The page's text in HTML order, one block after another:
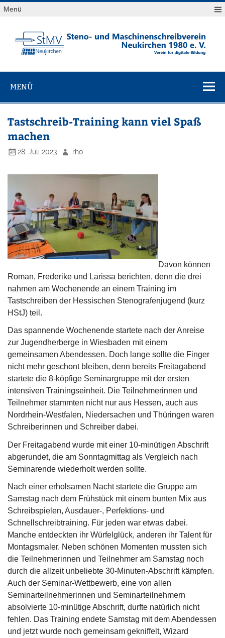
Skip
toMenü
Neukirchen
1980 e. V.
MENÜ
Tastschreib-Training kann viel Spaß
machen
28. Juli 2023 rho
Davon können
Roman, Frederike und Larissa berichten, denn die drei
nahmen am Wochenende an einem Training im
Tastschreiben der Hessischen Stenografenjugend (kurz
HStJ) teil.
Das spannende Wochenende startete nach der Anreise
zur Jugendherberge in Wiesbaden mit einem
gemeinsamen Abendessen. Doch lange sollte die Finger
nicht mehr geschont bleiben, denn bereits Freitagabend
startete die 8-köpfige Seminargruppe mit der ersten
intensiven Trainingseinheit. Die Teilnehmerinnen und
Teilnehmer stammten nicht nur aus Hessen, auch aus
Nordrhein-Westfalen, Niedersachen und Thüringen waren
Schreiberinnen und Schreiber dabei.
Der Freitagabend wurde mit einer 10-minütigen Abschrift
abgerundet, die am Sonntagmittag als Vergleich nach
Seminarende wiederholt werden sollte.
Nach einer erholsamen Nacht startete die Gruppe am
Samstag nach dem Frühstück mit einem bunten Mix aus
Schreibspielen, Ausdauer-, Perfektions- und
Schnellschreibtraining. Für jeden war etwas dabei.
Manche entdeckten ihr Würfelglück, anderen ihr Talent für
Montagsmaler. Neben schönen Momenten mussten sich
die Teilnehmerinnen und Teilnehmer am Samstag noch
durch die allzeit unbeliebte 30-Minuten-Abschrift kämpfen.
Auch der Seminar-Wettbewerb, eine von allen
Seminarteilnehmerinnen und Seminarteilnehmern
absolvierte 10-minütige Abschrift, durfte natürlich nicht
fehlen. Das Training endete Samstag mit dem Abendessen
und jetzt wurde noch gemeinsam gekniffelt, Wizard